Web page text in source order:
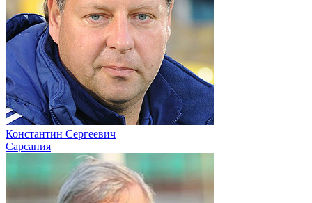
Константин Сергеевич
Сарсания